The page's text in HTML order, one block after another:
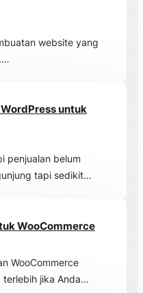
website yang
untuk
penjualan belum
tapi sedikit…
WooCommerce
WooCommerce
terlebih jika Anda…